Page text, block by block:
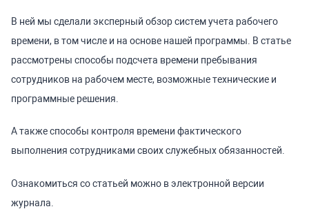
В ней мы сделали эксперный обзор систем учета рабочего
времени, в том числе и на основе нашей программы. В статье
рассмотрены способы подсчета времени пребывания
сотрудников на рабочем месте, возможные технические и
программные решения.
А также способы контроля времени фактического
выполнения сотрудниками своих служебных обязанностей.
Ознакомиться со статьей можно в электронной версии
журнала.